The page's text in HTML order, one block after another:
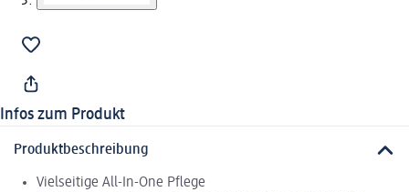
Infos zum Produkt
Produktbeschreibung
Vielseitige All-In-One Pflege